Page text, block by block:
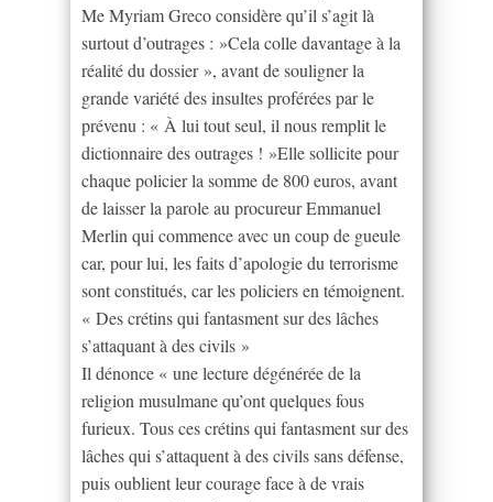
Me Myriam Greco considère qu’il s’agit là
surtout d’outrages : »Cela colle davantage à la
réalité du dossier », avant de souligner la
grande variété des insultes proférées par le
prévenu : « À lui tout seul, il nous remplit le
dictionnaire des outrages ! »Elle sollicite pour
chaque policier la somme de 800 euros, avant
de laisser la parole au procureur Emmanuel
Merlin qui commence avec un coup de gueule
car, pour lui, les faits d’apologie du terrorisme
sont constitués, car les policiers en témoignent.
« Des crétins qui fantasment sur des lâches
s’attaquant à des civils »
Il dénonce « une lecture dégénérée de la
religion musulmane qu’ont quelques fous
furieux. Tous ces crétins qui fantasment sur des
lâches qui s’attaquent à des civils sans défense,
puis oublient leur courage face à de vrais